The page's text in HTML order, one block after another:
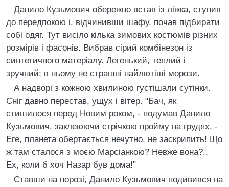
Данило Кузьмович обережно встав iз лiжка, ступив
до передпокою i, вiдчинивши шафу, почав пiдбирати
собi одяг. Тут висiло кiлька зимових костюмiв рiзних
розмiрiв i фасонiв. Вибрав сiрий комбiнезон iз
синтетичного матерiалу. Легенький, теплий i
зручний; в ньому не страшнi найлютiшi морози.
А надворi з кожною хвилиною густiшали сутiнки.
Снiг давно перестав, ущух i вiтер. "Бач, як
стишилося перед Новим роком, - подумав Данило
Кузьмович, заклеюючи стрiчкою пройму на грудях. -
Еге, планета обертається нечутно, не заскрипить! Що
ж там сталося з моєю Марсiанкою? Невже вона?..
Ех, коли б хоч Назар був дома!"
Ставши на порозi, Данило Кузьмович подивився на